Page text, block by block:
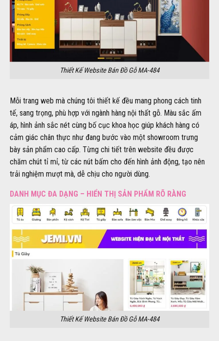
Thiết Kế Website Bán Đồ Gỗ MA-484
Mỗi trang web mà chúng tôi thiết kế đều mang phong cách tinh
tế, sang trọng, phù hợp với ngành hàng nội thất gỗ. Màu sắc ấm
áp, hình ảnh sắc nét cùng bố cục khoa học giúp khách hàng có
cảm giác chân thực như đang bước vào một showroom trưng
bày sản phẩm cao cấp. Từng chi tiết trên website đều được
chăm chút tỉ mỉ, từ các nút bấm cho đến hình ảnh động, tạo nên
trải nghiệm mượt mà, dễ chịu cho người dùng.
DANH MỤC ĐA DẠNG – HIỂN THỊ SẢN PHẨM RÕ RÀNG
Thiết Kế Website Bán Đồ Gỗ MA-484